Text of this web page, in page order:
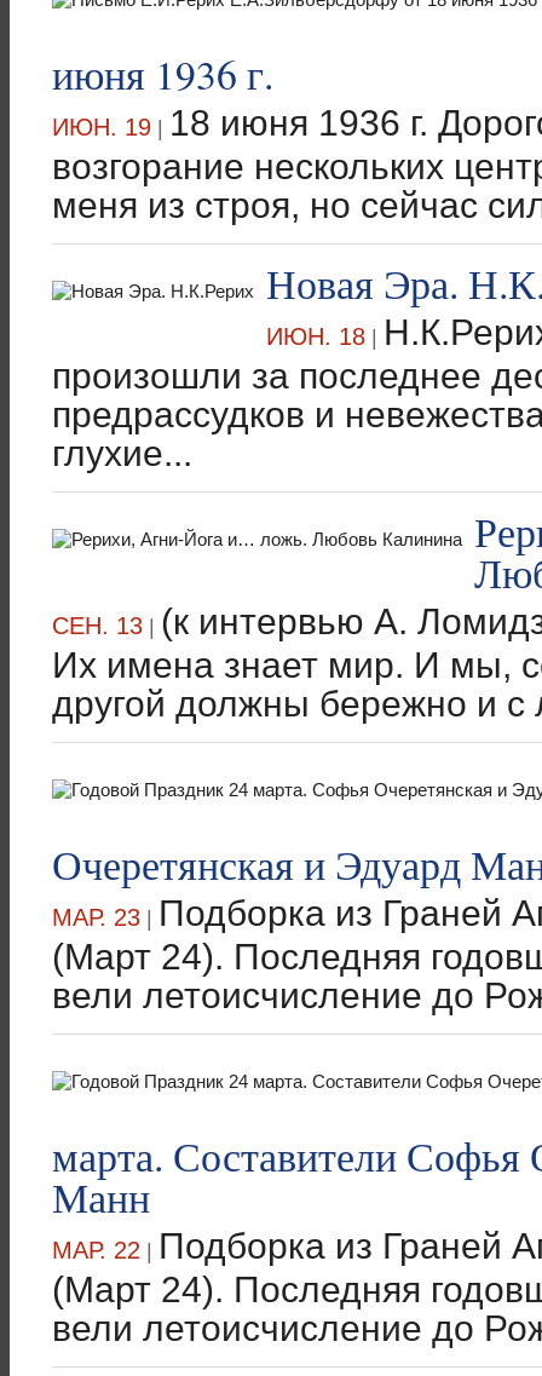
июня 1936 г.
ИЮН. 19 | 18 июня 1936 г.
возгорание нескольких
меня из строя, но сейчас
Новая Эра.
ИЮН. 18 |
произошли за последнее
предрассудков и
глухие...
СЕН. 13 | (к интервью А.
Их имена знает мир. И мы,
другой должны бережно и с
Очеретянская и Эдуард
МАР. 23 | Подборка из Граней
(Март 24). Последняя
вели летоисчисление до
марта. Составители Софья
Манн
МАР. 22 | Подборка из Граней
(Март 24). Последняя
вели летоисчисление до